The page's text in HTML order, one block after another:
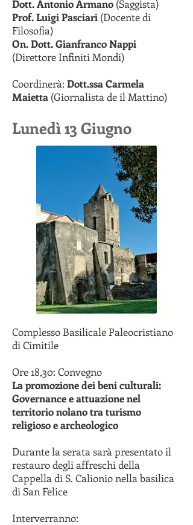
Dott. Antonio Armano (Saggista)
Prof. Luigi Pasciari (Docente di
Filosofia)
On. Dott. Gianfranco Nappi
(Direttore Infiniti Mondi)
Coordinerà: Dott.ssa Carmela
Maietta (Giornalista de il Mattino)
Lunedì 13 Giugno
Complesso Basilicale Paleocristiano
di Cimitile
Ore 18,30: Convegno
La promozione dei beni culturali:
Governance e attuazione nel
territorio nolano tra turismo
religioso e archeologico
Durante la serata sarà presentato il
restauro degli affreschi della
Cappella di S. Calionio nella basilica
di San Felice
Interverranno: